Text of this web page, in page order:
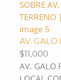
AV. GALO
$11,000
AV. GALO